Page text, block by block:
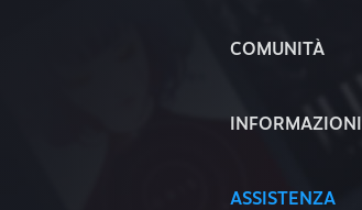
COMUNITÀ
INFORMAZIONI
ASSISTENZA